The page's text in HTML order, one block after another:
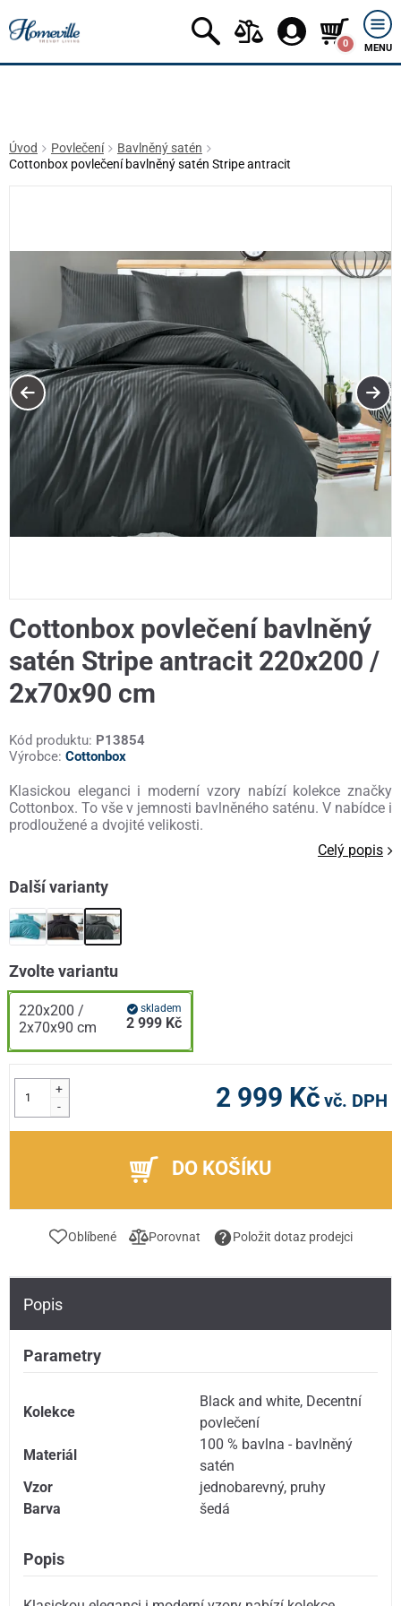
0 MENU
Úvod Povlečení
Bavlněný satén
Cottonbox povlečení bavlněný satén Stripe antracit
Cottonbox povlečení bavlněný
satén Stripe antracit 220x200 /
2x70x90 cm
Kód produktu: P13854
Výrobce: Cottonbox
Klasickou eleganci i moderní vzory nabízí kolekce značky
Cottonbox. To vše v jemnosti bavlněného saténu. V nabídce i
prodloužené a dvojité velikosti.
Celý popis
Další varianty
Zvolte variantu
220x200 /
2x70x90 cm
skladem
2 999 Kč
+
-
2 999 Kč vč. DPH
DO KOŠÍKU
Oblíbené Porovnat Položit dotaz prodejci
Popis
Parametry
Kolekce
Black and white, Decentní
povlečení
Materiál
100 % bavlna - bavlněný
satén
Vzor
jednobarevný, pruhy
Barva
šedá
Popis